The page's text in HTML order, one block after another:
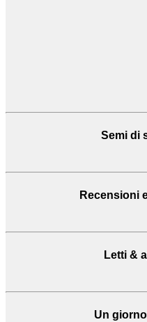
Semi di
Recensioni
Letti &
Un